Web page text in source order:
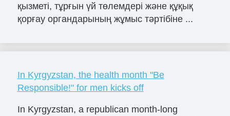
қызметі, тұрғын үй төлемдері және құқық
қорғау органдарының жұмыс тәртібіне ...
In Kyrgyzstan, the health month "Be
Responsible!" for men kicks off
In Kyrgyzstan, a republican month-long